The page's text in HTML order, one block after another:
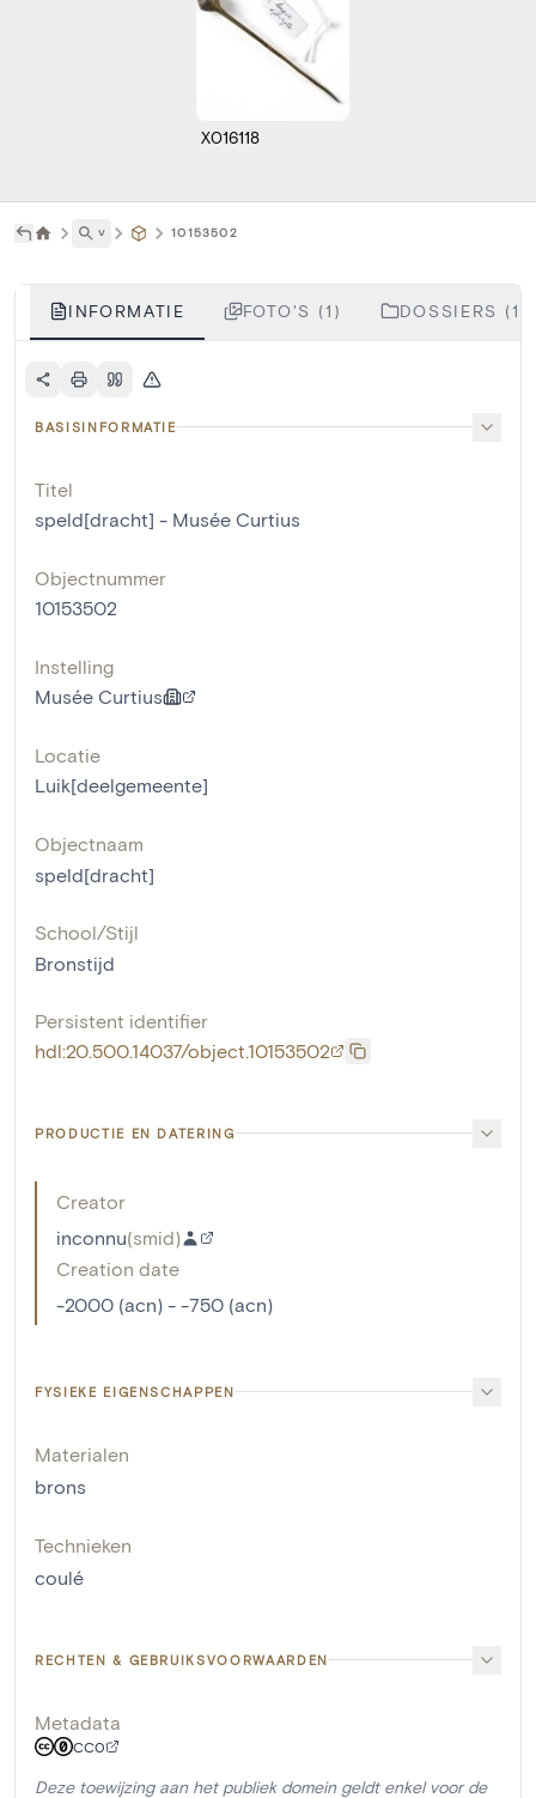
X016118
˅ 10153502
INFORMATIE FOTO'S (1) DOSSIERS (1)
BASISINFORMATIE
Titel
speld[dracht] - Musée Curtius
Objectnummer
10153502
Instelling
Musée Curtius
Locatie
Luik[deelgemeente]
Objectnaam
speld[dracht]
School/Stijl
Bronstijd
Persistent identifier
hdl:20.500.14037/object.10153502
PRODUCTIE EN DATERING
Creator
inconnu(smid)
Creation date
-2000 (acn) - -750 (acn)
FYSIEKE EIGENSCHAPPEN
Materialen
brons
Technieken
coulé
RECHTEN & GEBRUIKSVOORWAARDEN
Metadata
CC0
Deze toewijzing aan het publiek domein geldt enkel voor de